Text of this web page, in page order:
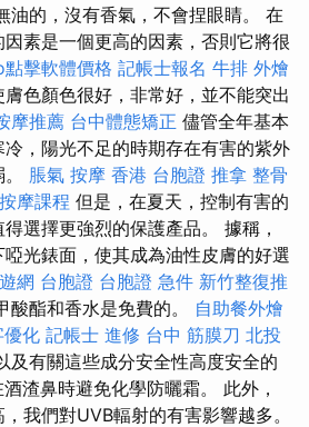
油的，沒有香氣，不會捏眼睛。 在
素是一個更高的因素，否則它將很
點擊軟體價格 記帳士報名 牛排 外燴
色顏色很好，非常好，並不能突出
摩推薦 台中體態矯正 儘管全年基本
冷，陽光不足的時期存在有害的紫外
脹氣 按摩 香港 台胞證 推拿 整骨
摩課程 但是，在夏天，控制有害的
選擇更強烈的保護產品。 據稱，
光錶面，使其成為油性皮膚的好選
網 台胞證 台胞證 急件 新竹整復推
酸酯和香水是免費的。 自助餐外燴
優化 記帳士 進修 台中 筋膜刀 北投
及有關這些成分安全性高度安全的
渣鼻時避免化學防曬霜。 此外，
我們對UVB輻射的有害影響越多。